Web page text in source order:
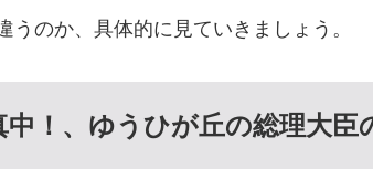
のか、具体的に見ていきましょう。
中！、ゆうひが丘の総理大臣